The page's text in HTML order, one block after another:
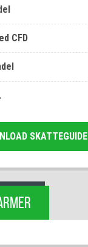
CFD
SKATTEGUIDE